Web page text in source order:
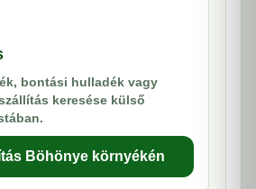
bontási hulladék vagy
keresése külső
Böhönye környékén